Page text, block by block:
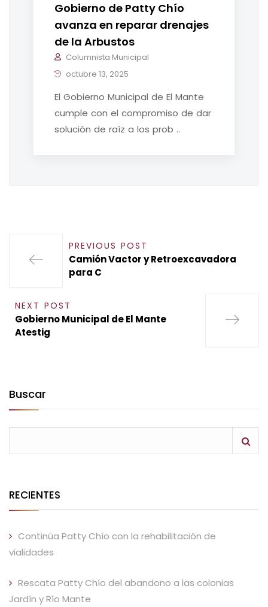
Gobierno de Patty Chío
avanza en reparar drenajes
de la Arbustos
Columnista Municipal
octubre 13, 2025
El Gobierno Municipal de El Mante
cumple con el compromiso de dar
solución de raíz a los prob ..
PREVIOUS POST
Camión Vactor y Retroexcavadora
para C
NEXT POST
Gobierno Municipal de El Mante
Atestig
Buscar
RECIENTES
Continúa Patty Chío con la rehabilitación de
vialidades
Rescata Patty Chío del abandono a las colonias
Jardín y Río Mante